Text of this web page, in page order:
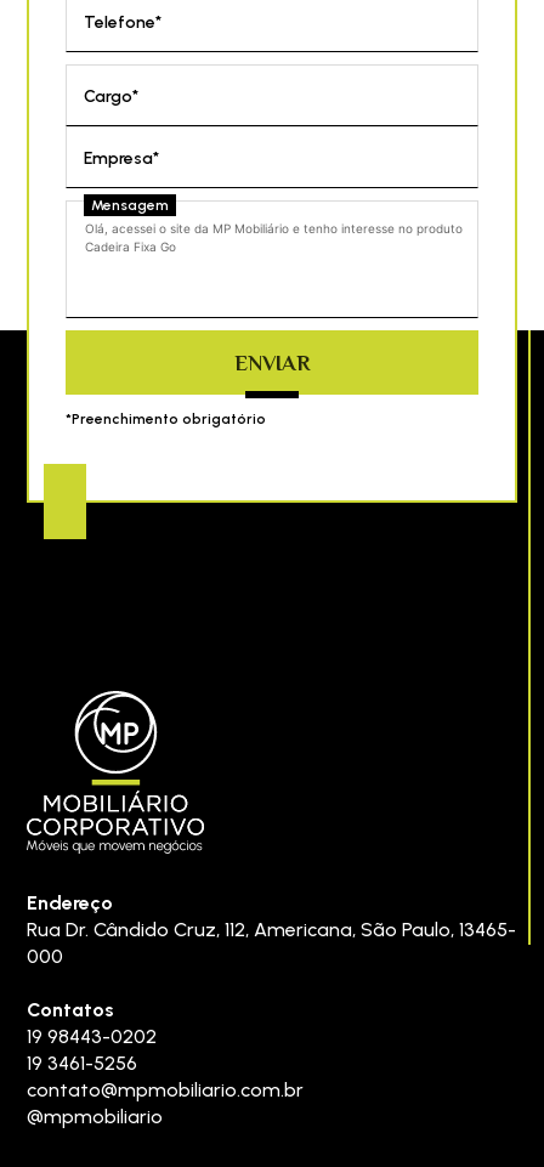
Telefone*
Cargo*
Empresa*
Mensagem
ENVIAR
*Preenchimento obrigatório
Endereço
Rua Dr. Cândido Cruz, 112,Americana,São Paulo,13465-
000
Contatos
19 98443-0202
19 3461-5256
contato@mpmobiliario.com.br
@mpmobiliario